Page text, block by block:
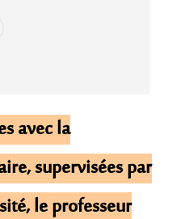
avec la
supervisées par
le professeur